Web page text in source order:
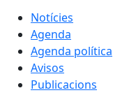
Notícies
Agenda
Agenda política
Avisos
Publicacions